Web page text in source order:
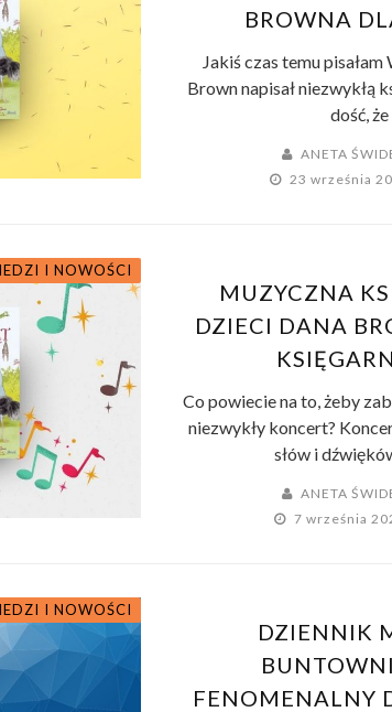
BROWNA
Jakiś czas temu pisałam
Brown napisał niezwykłą
dość, że
ANETA
23 września
I NOWOŚCI
MUZYCZNA
DZIECI DANA
Co powiecie na to, żeby
niezwykły koncert?
słów i
ANETA
7 września
I NOWOŚCI
DZIENNIK
FENOMENALNY